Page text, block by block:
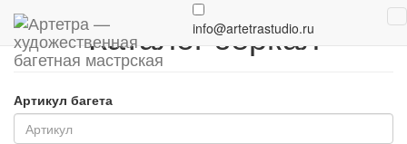
info@artetrastudio.ru
Каталог зеркал
Артикул багета